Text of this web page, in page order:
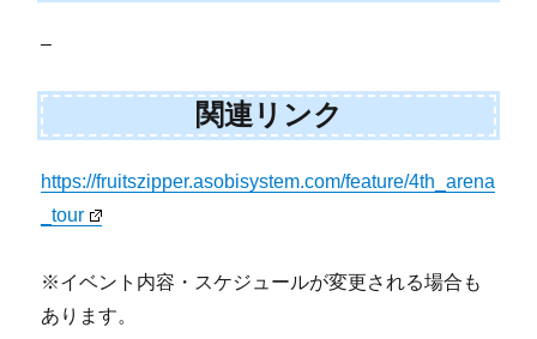
–
関連リンク
https://fruitszipper.asobisystem.com/feature/4th_arena
_tour
※イベント内容・スケジュールが変更される場合も
あります。